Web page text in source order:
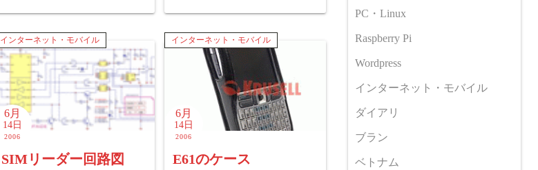
インターネット・モバイル
6月
14日
2006
SIMリーダー回路図
インターネット・モバイル
6月
14日
2006
E61のケース
PC・Linux
Raspberry Pi
Wordpress
インターネット・モバイル
ダイアリ
ブラン
ベトナム